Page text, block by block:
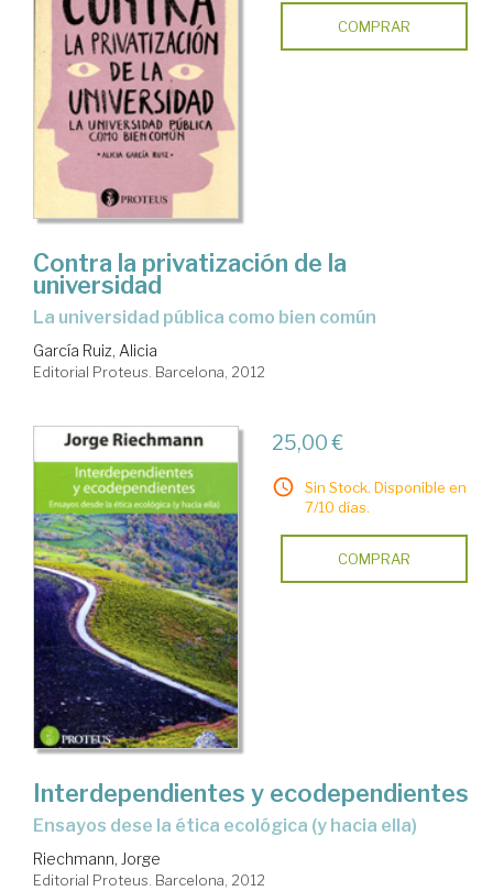
COMPRAR
Contra la privatización de la
universidad
la universidad pública como bien común
García Ruiz, Alicia
Editorial Proteus. Barcelona, 2012
25,00 €
Sin Stock. Disponible en
7/10 días.
COMPRAR
Interdependientes y ecodependientes
ensayos dese la ética ecológica (y hacia ella)
Riechmann, Jorge
Editorial Proteus. Barcelona, 2012